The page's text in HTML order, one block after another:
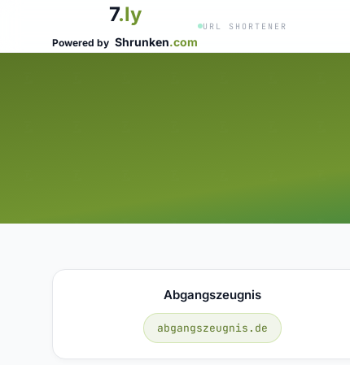
7.ly
Powered by Shrunken.com
URL SHORTENER
Abgangszeugnis
abgangszeugnis.de